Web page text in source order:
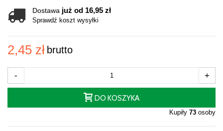
Dostawa już od 16,95 zł
Sprawdź koszt wysyłki
2,45 zł brutto
- +
DO KOSZYKA
Kupiły 73 osoby